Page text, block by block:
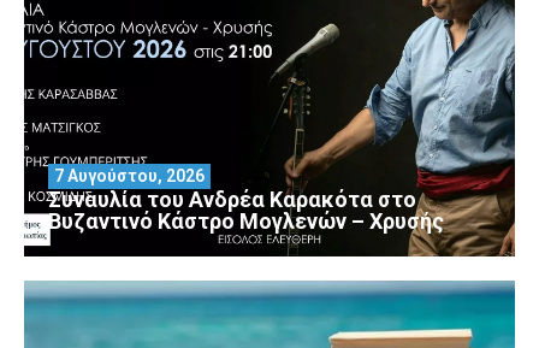
Συναυλία του Ανδρέα Καρακότα στο
Βυζαντινό Κάστρο Μογλενών – Χρυσής
7 Αυγούστου, 2026